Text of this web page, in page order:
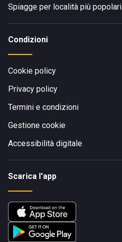
Spiagge per località più popolari
Condizioni
Cookie policy
Privacy policy
Termini e condizioni
Gestione cookie
Accessibilità digitale
Scarica l'app